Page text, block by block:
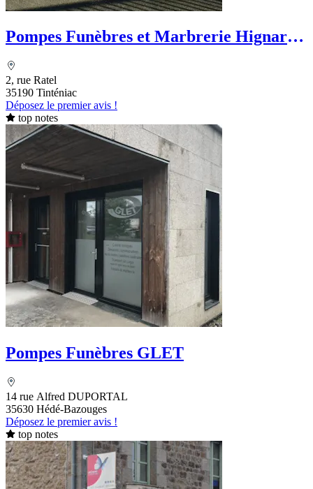
Pompes Funèbres et Marbrerie Hignard -
2, rue Ratel
35190 Tinténiac
Déposez le premier avis !
top notes
Pompes Funèbres GLET
14 rue Alfred DUPORTAL
35630 Hédé-Bazouges
Déposez le premier avis !
top notes